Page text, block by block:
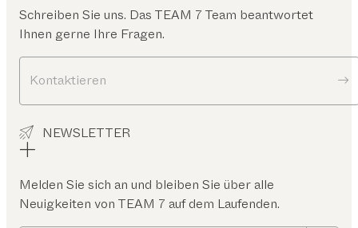
Schreiben Sie uns. Das TEAM 7 Team beantwortet
Ihnen gerne Ihre Fragen.
Kontaktieren
NEWSLETTER
Melden Sie sich an und bleiben Sie über alle
Neuigkeiten von TEAM 7 auf dem Laufenden.